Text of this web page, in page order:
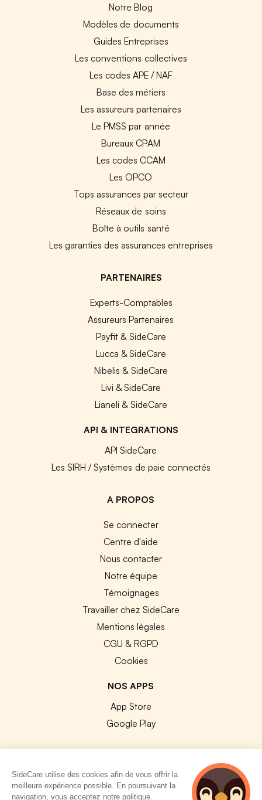
Notre Blog
Modèles de documents
Guides Entreprises
Les conventions collectives
Les codes APE / NAF
Base des métiers
Les assureurs partenaires
Le PMSS par année
Bureaux CPAM
Les codes CCAM
Les OPCO
Tops assurances par secteur
Réseaux de soins
Boîte à outils santé
Les garanties des assurances entreprises
PARTENAIRES
Experts-Comptables
Assureurs Partenaires
Payfit & SideCare
Lucca & SideCare
Nibelis & SideCare
Livi & SideCare
Lianeli & SideCare
API & INTEGRATIONS
API SideCare
Les SIRH / Systèmes de paie connectés
A PROPOS
Se connecter
Centre d'aide
Nous contacter
Notre équipe
Témoignages
Travailler chez SideCare
Mentions légales
CGU & RGPD
Cookies
NOS APPS
App Store
Google Play
© 2026 SideCare. Tous droits réservés.
SideCare utilise des cookies afin de vous offrir la
meilleure expérience possible. En poursuivant la
navigation, vous acceptez notre politique.